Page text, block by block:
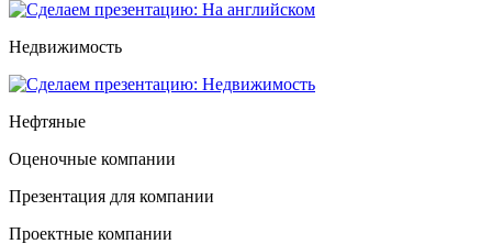
Недвижимость
Нефтяные
Оценочные компании
Презентация для компании
Проектные компании